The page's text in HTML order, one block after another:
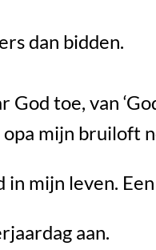
dan bidden.
toe, van
mijn bruiloft
mijn leven.
aan.